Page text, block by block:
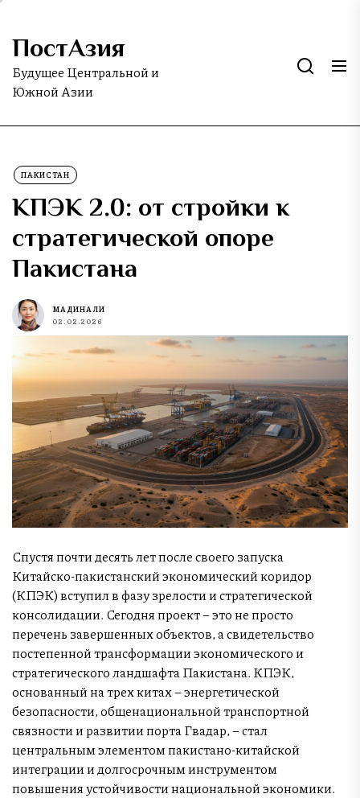
Skip
the
content
ПостАзия
Будущее Центральной и
Южной Азии
ПАКИСТАН
КПЭК 2.0: от стройки к
стратегической опоре
Пакистана
МАДИНА ЛИ
02.02.2026
Спустя почти десять лет после своего запуска
Китайско-пакистанский экономический коридор
(КПЭК) вступил в фазу зрелости и стратегической
консолидации. Сегодня проект – это не просто
перечень завершенных объектов, а свидетельство
постепенной трансформации экономического и
стратегического ландшафта Пакистана. КПЭК,
основанный на трех китах – энергетической
безопасности, общенациональной транспортной
связности и развитии порта Гвадар, – стал
центральным элементом пакистано-китайской
интеграции и долгосрочным инструментом
повышения устойчивости национальной экономики.